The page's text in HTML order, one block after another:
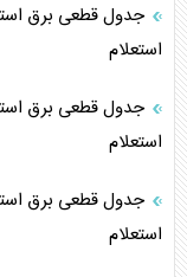
استعلام
استعلام
استعلام